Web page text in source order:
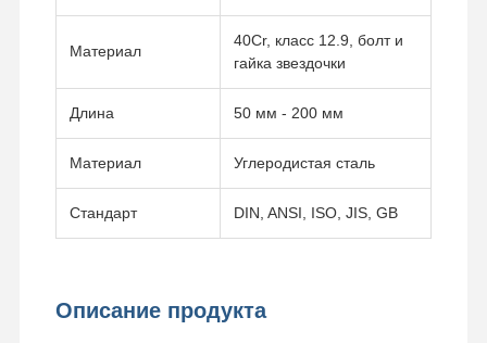
Материал
40Cr, класс 12.9, болт и
гайка звездочки
Длина 50 мм - 200 мм
Материал Углеродистая сталь
Стандарт DIN, ANSI, ISO, JIS, GB
Описание продукта